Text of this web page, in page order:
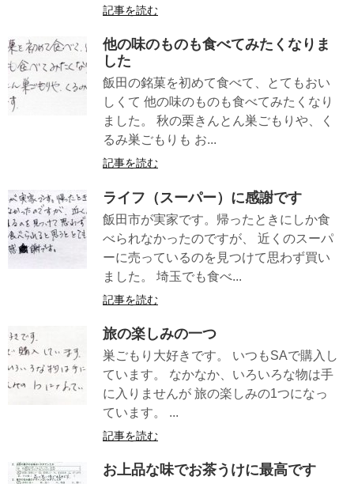
記事を読む
他の味のものも食べてみたくなりま
した
飯田の銘菓を初めて食べて、とてもおい
しくて 他の味のものも食べてみたくなり
ました。 秋の栗きんとん巣ごもりや、く
るみ巣ごもりも お...
記事を読む
ライフ（スーパー）に感謝です
飯田市が実家です。帰ったときにしか食
べられなかったのですが、 近くのスーパ
ーに売っているのを見つけて思わず買い
ました。 埼玉でも食べ...
記事を読む
旅の楽しみの一つ
巣ごもり大好きです。 いつもSAで購入し
ています。 なかなか、いろいろな物は手
に入りませんが 旅の楽しみの1つになっ
ています。 ...
記事を読む
お上品な味でお茶うけに最高です